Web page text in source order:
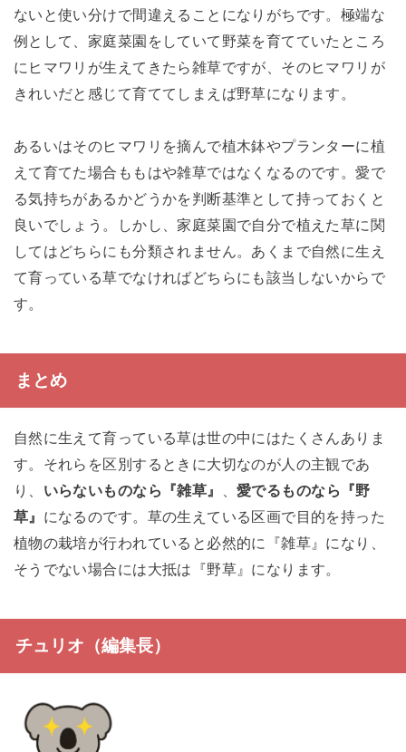
ないと使い分けで間違えることになりがちです。極端な
例として、家庭菜園をしていて野菜を育てていたところ
にヒマワリが生えてきたら雑草ですが、そのヒマワリが
きれいだと感じて育ててしまえば野草になります。
あるいはそのヒマワリを摘んで植木鉢やプランターに植
えて育てた場合ももはや雑草ではなくなるのです。愛で
る気持ちがあるかどうかを判断基準として持っておくと
良いでしょう。しかし、家庭菜園で自分で植えた草に関
してはどちらにも分類されません。あくまで自然に生え
て育っている草でなければどちらにも該当しないからで
す。
まとめ
自然に生えて育っている草は世の中にはたくさんありま
す。それらを区別するときに大切なのが人の主観であ
り、 いらないものなら『雑草』 、愛でるものなら『野
草』 になるのです。草の生えている区画で目的を持った
植物の栽培が行われていると必然的に『雑草』になり、
そうでない場合には大抵は『野草』になります。
チュリオ（編集長）